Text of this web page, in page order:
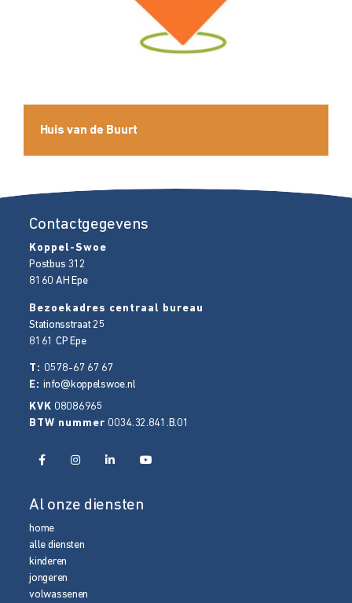
Huis van de Buurt
Contactgegevens
Koppel-Swoe
Postbus 312
8160 AH Epe
Bezoekadres centraal bureau
Stationsstraat 25
8161 CP Epe
T: 0578-67 67 67
E:info@koppelswoe.nl
KVK 08086965
BTW nummer 0034.32.841.B.01
Al onze diensten
home
alle diensten
kinderen
jongeren
volwassenen